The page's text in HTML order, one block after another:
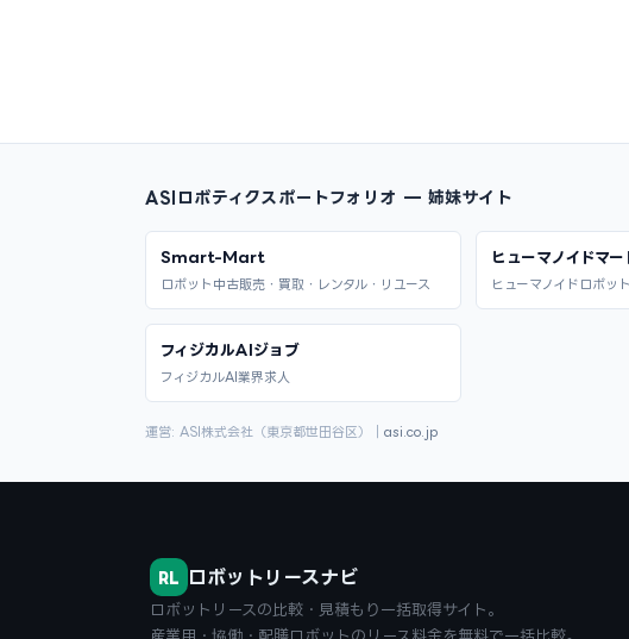
ASIロボティクスポートフォリオ — 姉妹サイト
Smart-Mart
ロボット中古販売・買取・レンタル・リユース
ヒューマノイドマー
ヒューマノイドロボッ
フィジカルAIジョブ
フィジカルAI業界求人
運営: ASI株式会社（東京都世田谷区）｜ asi.co.jp
RL ロボットリースナビ
ロボットリースの比較・見積もり一括取得サイト。
産業用・協働・配膳ロボットのリース料金を無料で一括比較。